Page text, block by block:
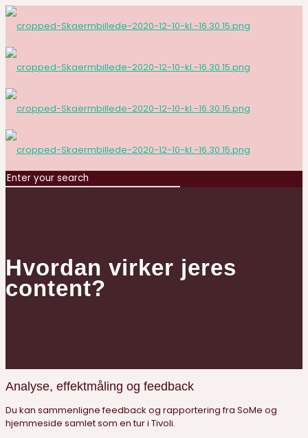
Hvordan virker jeres
content?
Analyse, effektmåling og feedback
Du kan sammenligne feedback og rapportering fra SoMe og
hjemmeside samlet som en tur i Tivoli.